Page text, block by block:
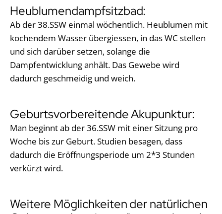
Heublumendampfsitzbad:
Ab der 38.SSW einmal wöchentlich. Heublumen mit
kochendem Wasser übergiessen, in das WC stellen
und sich darüber setzen, solange die
Dampfentwicklung anhält. Das Gewebe wird
dadurch geschmeidig und weich.
Geburtsvorbereitende Akupunktur:
Man beginnt ab der 36.SSW mit einer Sitzung pro
Woche bis zur Geburt. Studien besagen, dass
dadurch die Eröffnungsperiode um 2*3 Stunden
verkürzt wird.
Weitere Möglichkeiten der natürlichen